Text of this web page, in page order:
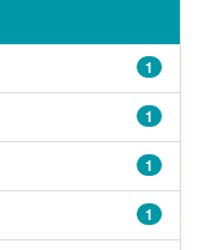
1
1
1
1